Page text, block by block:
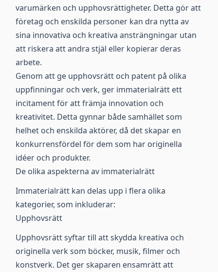
varumärken och upphovsrättigheter. Detta gör att
företag och enskilda personer kan dra nytta av
sina innovativa och kreativa ansträngningar utan
att riskera att andra stjäl eller kopierar deras
arbete.
Genom att ge upphovsrätt och patent på olika
uppfinningar och verk, ger immaterialrätt ett
incitament för att främja innovation och
kreativitet. Detta gynnar både samhället som
helhet och enskilda aktörer, då det skapar en
konkurrensfördel för dem som har originella
idéer och produkter.
De olika aspekterna av immaterialrätt
Immaterialrätt kan delas upp i flera olika
kategorier, som inkluderar:
Upphovsrätt
Upphovsrätt syftar till att skydda kreativa och
originella verk som böcker, musik, filmer och
konstverk. Det ger skaparen ensamrätt att